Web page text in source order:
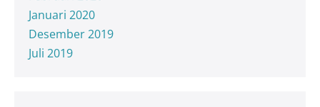
Januari 2020
Desember 2019
Juli 2019